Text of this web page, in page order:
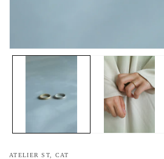
モ
(1)
ATELIER ST, CAT